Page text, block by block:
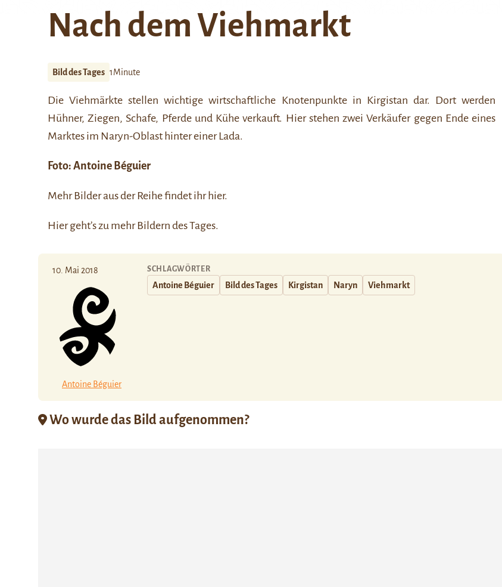
Nach dem Viehmarkt
Bild des Tages 1Minute
Die Viehmärkte stellen wichtige wirtschaftliche Knotenpunkte in Kirgistan dar. Dort werden
Hühner, Ziegen, Schafe, Pferde und Kühe verkauft. Hier stehen zwei Verkäufer gegen Ende eines
Marktes im Naryn-Oblast hinter einer Lada.
Foto: Antoine Béguier
Mehr Bilder aus der Reihe findet ihr hier.
Hiergeht’s zu mehr Bildern des Tages.
10. Mai 2018
Antoine Béguier
SCHLAGWÖRTER
Antoine Béguier Bild des Tages Kirgistan Naryn Viehmarkt
Wo wurde das Bild aufgenommen?